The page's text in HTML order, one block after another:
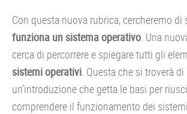
Con questa nuova rubrica, cercheremo di
funziona un sistema operativo. Una
cerca di percorrere e spiegare tutti gli
sistemi operativi. Questa che si troverà
un’introduzione che getta le basi per
comprendere il funzionamento dei